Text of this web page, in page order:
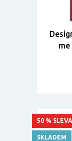
me
50 % SLEVA
SKLADEM